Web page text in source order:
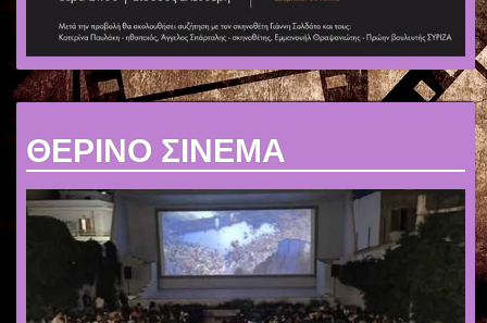
ΘΕΡΙΝΟ ΣΙΝΕΜΑ